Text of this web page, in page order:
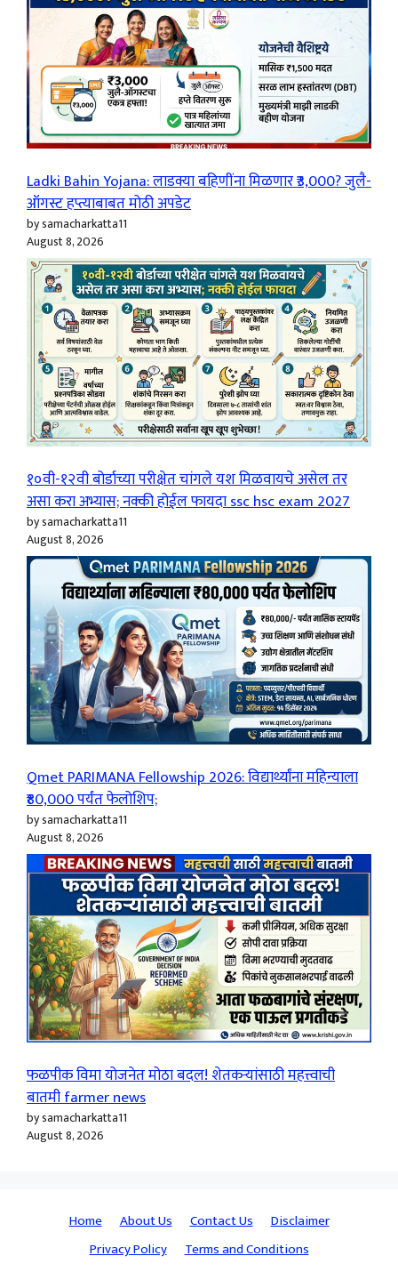
Ladki Bahin Yojana: लाडक्या बहिणींना मिळणार ₹3,000? जुलै-
ऑगस्ट हप्त्याबाबत मोठी अपडेट
by samacharkatta11
August 8, 2026
१०वी-१२वी बोर्डाच्या परीक्षेत चांगले यश मिळवायचे असेल तर
असा करा अभ्यास; नक्की होईल फायदा ssc hsc exam 2027
by samacharkatta11
August 8, 2026
Qmet PARIMANA Fellowship 2026: विद्यार्थ्यांना महिन्याला
₹80,000 पर्यंत फेलोशिप;
by samacharkatta11
August 8, 2026
फळपीक विमा योजनेत मोठा बदल! शेतकऱ्यांसाठी महत्त्वाची
बातमी farmer news
by samacharkatta11
August 8, 2026
Home About Us Contact Us
Disclaimer
Privacy Policy
Terms and Conditions